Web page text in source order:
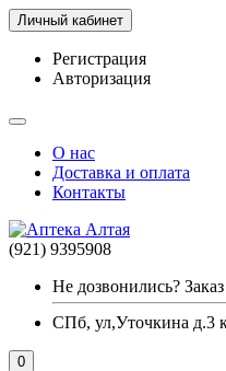
Личный кабинет
Регистрация
Авторизация
О нас
Доставка и оплата
Контакты
(921) 9395908
Не дозвонились?
СПб, ул,Уточкина д.3
0